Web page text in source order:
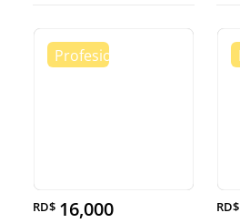
RD$ 16,000 RD$